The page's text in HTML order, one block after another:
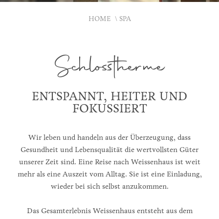
HOME SPA
Schlosstherme
ENTSPANNT, HEITER UND
FOKUSSIERT
Wir leben und handeln aus der Überzeugung, dass
Gesundheit und Lebensqualität die wertvollsten Güter
unserer Zeit sind. Eine Reise nach Weissenhaus ist weit
mehr als eine Auszeit vom Alltag. Sie ist eine Einladung,
wieder bei sich selbst anzukommen.
Das Gesamterlebnis Weissenhaus entsteht aus dem